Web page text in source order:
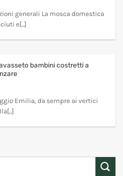
generali La mosca domestica
e[...]
bambini costretti a
Emilia, da sempre ai vertici